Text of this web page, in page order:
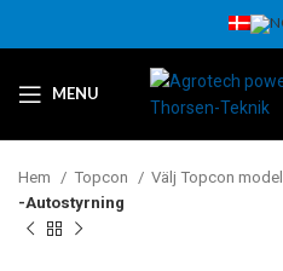
MENU
Hem Topcon Välj Topcon modell
-Autostyrning